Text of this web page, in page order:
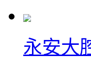
永安大